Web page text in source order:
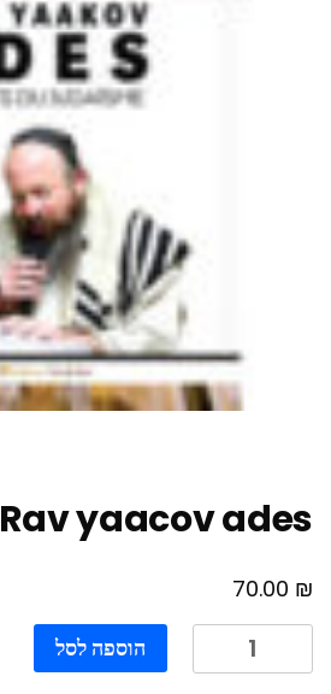
Rav yaacov ades
70.00 ₪
של
הוספה לסל